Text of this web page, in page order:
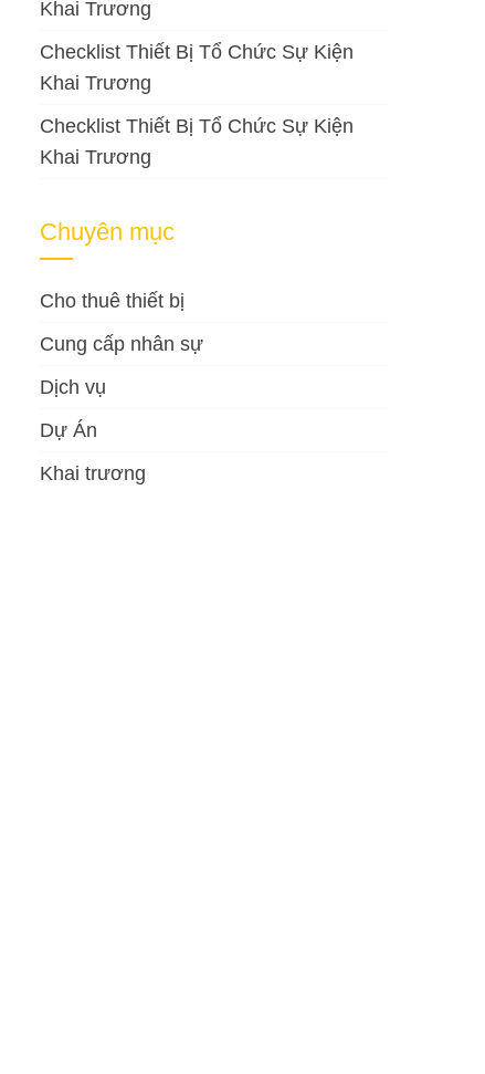
Khai Trương
Checklist Thiết Bị Tổ Chức Sự Kiện
Khai Trương
Checklist Thiết Bị Tổ Chức Sự Kiện
Khai Trương
Chuyên mục
Cho thuê thiết bị
Cung cấp nhân sự
Dịch vụ
Dự Án
Khai trương